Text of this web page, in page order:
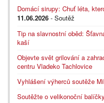
Domácí sirupy: Chuť léta,
11.06.2026 - Soutěž
Tip na slavnostní oběd:
kaší
Objevte svět grilování a
centru Vladeko Tachlovice
Vyhlášení výherců soutěže
Soutěžte o velikonoční